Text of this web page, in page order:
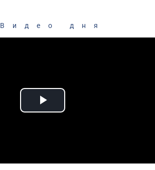
Видео дня
Play Video